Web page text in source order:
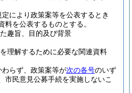
定により政策案等を公表するとき
料を公表するものとする。
趣旨、目的及び背景
理解するために必要な関連資料
らず、政策案等が次の各号のいず
市民意見公募手続を実施しないこ